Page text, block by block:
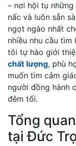
– nơi hội tụ
nấc và luôn sẵn
ngọt ngào nhất
nhiều nhu cầu
tôi tự hào giới
chất lượng, phù
muốn tìm cảm
người đồng hành
đêm tối.
Tổng
tại Đức